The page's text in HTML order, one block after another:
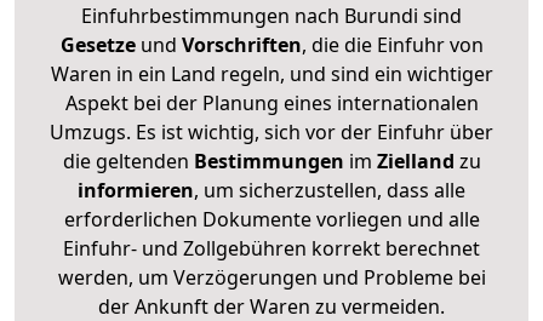
Einfuhrbestimmungen nach Burundi sind
Gesetzeund Vorschriften, die die Einfuhr von
Waren in ein Land regeln, und sind ein wichtiger
Aspekt bei der Planung eines internationalen
Umzugs. Es ist wichtig, sich vor der Einfuhr über
die geltenden Bestimmungen im Zielland zu
informieren, um sicherzustellen, dass alle
erforderlichen Dokumente vorliegen und alle
Einfuhr- und Zollgebühren korrekt berechnet
werden, um Verzögerungen und Probleme bei
der Ankunft der Waren zu vermeiden.